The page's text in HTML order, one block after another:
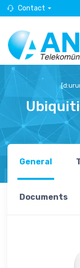
Contact
Ubiquiti
General
Documents